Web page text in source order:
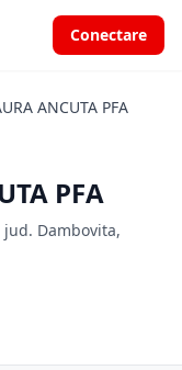
Conectare
ANCUTA PFA
PFA
jud. Dambovita,